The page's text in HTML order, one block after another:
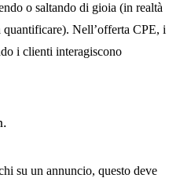
o saltando di gioia (in realtà
quantificare). Nell’offerta CPE, i
i clienti interagiscono
su un annuncio, questo deve